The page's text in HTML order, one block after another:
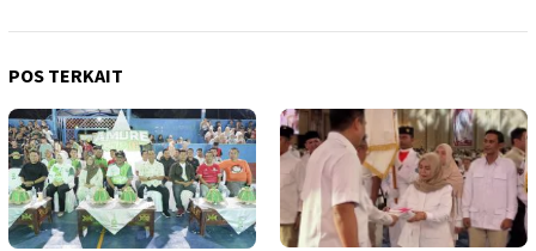
POS TERKAIT